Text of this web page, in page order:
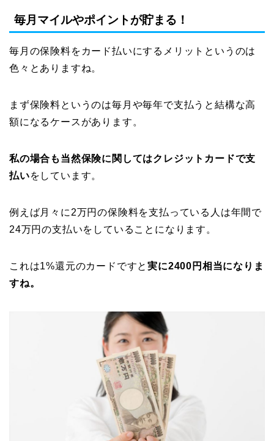
毎月マイルやポイントが貯まる！
毎月の保険料をカード払いにするメリットというのは
色々とありますね。
まず保険料というのは毎月や毎年で支払うと結構な高
額になるケースがあります。
私の場合も当然保険に関してはクレジットカードで支
払いをしています。
例えば月々に2万円の保険料を支払っている人は年間で
24万円の支払いをしていることになります。
これは1%還元のカードですと実に2400円相当になりま
すね。